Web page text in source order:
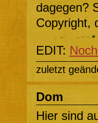
dagegen?
Copyright,
EDIT:
zuletzt
Dom
Hier sind